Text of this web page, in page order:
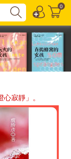
0
寂靜」。